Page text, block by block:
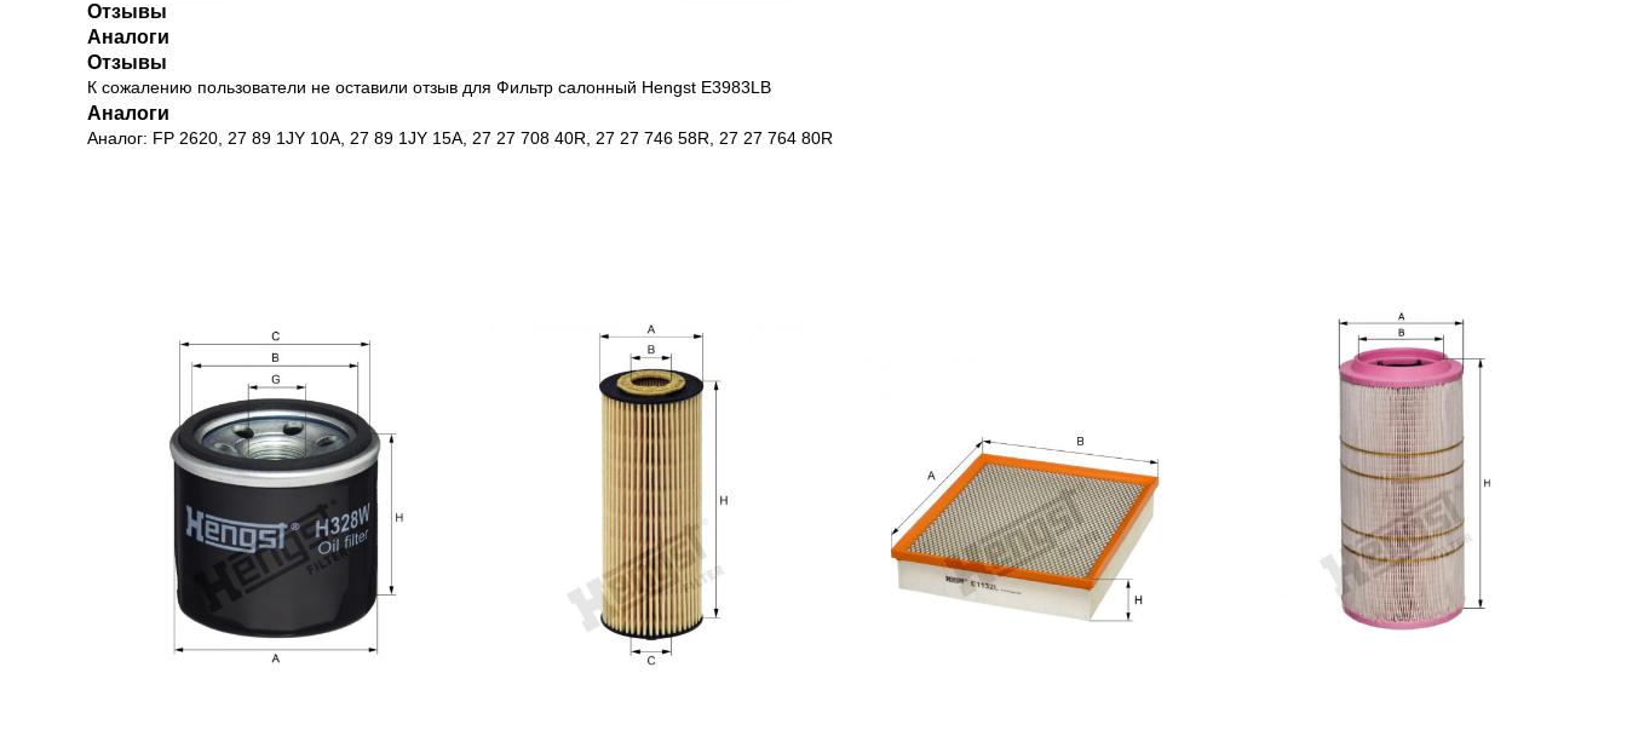
Отзывы
Аналоги
Отзывы
К сожалению пользователи не оставили отзыв для Фильтр салонный Hengst E3983LB
Аналоги
Аналог: FP 2620, 27 89 1JY 10A, 27 89 1JY 15A, 27 27 708 40R, 27 27 746 58R, 27 27 764 80R